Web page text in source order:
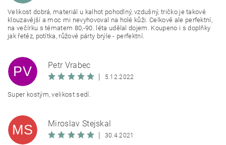
Velikost dobrá, materiál u kalhot pohodlný, vzdušný, tričko je takové
klouzavější a moc mi nevyhovoval na holé kůži. Celkově ale perfektní,
na večírku s tématem 80,-90. léta udělal dojem. Koupeno i s doplňky
jak řetěz, potítka, růžové párty brýle - perfektní.
PV
Petr Vrabec
|
5.12.2022
Super kostým, velikost sedí.
MS
Miroslav Stejskal
|
30.4.2021